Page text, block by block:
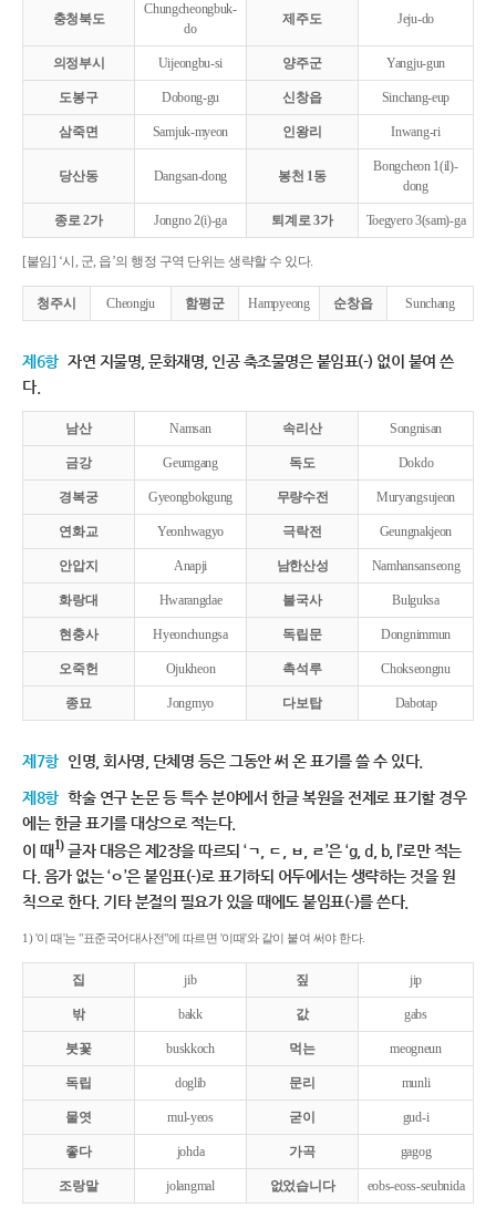
충청북도
Chungcheongbuk-
do
제주도 Jeju-do
의정부시 Uijeongbu-si 양주군 Yangju-gun
도봉구 Dobong-gu 신창읍 Sinchang-eup
삼죽면 Samjuk-myeon 인왕리 Inwang-ri
당산동 Dangsan-dong 봉천 1동
Bongcheon 1(il)-
dong
종로 2가 Jongno 2(i)-ga 퇴계로 3가 Toegyero 3(sam)-ga
[붙임] ‘시, 군, 읍’의 행정 구역 단위는 생략할 수 있다.
청주시 Cheongju 함평군 Hampyeong 순창읍 Sunchang
제6항 자연 지물명, 문화재명, 인공 축조물명은 붙임표(-) 없이 붙여 쓴
다.
남산 Namsan 속리산 Songnisan
금강 Geumgang 독도 Dokdo
경복궁 Gyeongbokgung 무량수전 Muryangsujeon
연화교 Yeonhwagyo 극락전 Geungnakjeon
안압지 Anapji 남한산성 Namhansanseong
화랑대 Hwarangdae 불국사 Bulguksa
현충사 Hyeonchungsa 독립문 Dongnimmun
오죽헌 Ojukheon 촉석루 Chokseongnu
종묘 Jongmyo 다보탑 Dabotap
제7항 인명, 회사명, 단체명 등은 그동안 써 온 표기를 쓸 수 있다.
제8항 학술 연구 논문 등 특수 분야에서 한글 복원을 전제로 표기할 경우
에는 한글 표기를 대상으로 적는다.
이 때1)글자 대응은 제2장을 따르되 ‘ㄱ, ㄷ, ㅂ, ㄹ’은 ‘g, d, b, l’로만 적는
다. 음가 없는 ‘ㅇ’은 붙임표(-)로 표기하되 어두에서는 생략하는 것을 원
칙으로 한다. 기타 분절의 필요가 있을 때에도 붙임표(-)를 쓴다.
1) '이 때'는 "표준국어대사전"에 따르면 '이때'와 같이 붙여 써야 한다.
집 jib 짚 jip
밖 bakk 값 gabs
붓꽃 buskkoch 먹는 meogneun
독립 doglib 문리 munli
물엿 mul-yeos 굳이 gud-i
좋다 johda 가곡 gagog
조랑말 jolangmal 없었습니다 eobs-eoss-seubnida